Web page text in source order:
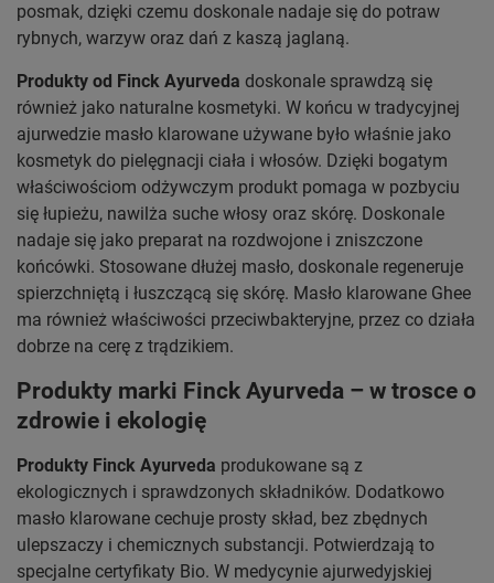
posmak, dzięki czemu doskonale nadaje się do potraw
rybnych, warzyw oraz dań z kaszą jaglaną.
Produkty od Finck Ayurveda doskonale sprawdzą się
również jako naturalne kosmetyki. W końcu w tradycyjnej
ajurwedzie masło klarowane używane było właśnie jako
kosmetyk do pielęgnacji ciała i włosów. Dzięki bogatym
właściwościom odżywczym produkt pomaga w pozbyciu
się łupieżu, nawilża suche włosy oraz skórę. Doskonale
nadaje się jako preparat na rozdwojone i zniszczone
końcówki. Stosowane dłużej masło, doskonale regeneruje
spierzchniętą i łuszczącą się skórę. Masło klarowane Ghee
ma również właściwości przeciwbakteryjne, przez co działa
dobrze na cerę z trądzikiem.
Produkty marki Finck Ayurveda – w trosce o
zdrowie i ekologię
Produkty Finck Ayurveda produkowane są z
ekologicznych i sprawdzonych składników. Dodatkowo
masło klarowane cechuje prosty skład, bez zbędnych
ulepszaczy i chemicznych substancji. Potwierdzają to
specjalne certyfikaty Bio. W medycynie ajurwedyjskiej